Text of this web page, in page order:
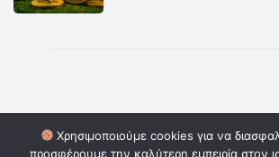
Χρησιμοποιούμε cookies για να
προσφέρουμε την καλύτερη εμπειρία στον